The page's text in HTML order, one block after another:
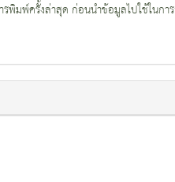
มพ์ครั้งล่าสุด ก่อนนำข้อมูลไปใช้ในการ